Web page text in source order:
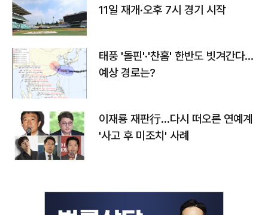
11일 재개·오후 7시 경기 시작
태풍 '돌핀'·'찬홈' 한반도 빗겨간다…
예상 경로는?
이재룡 재판行…다시 떠오른 연예계
'사고 후 미조치' 사례